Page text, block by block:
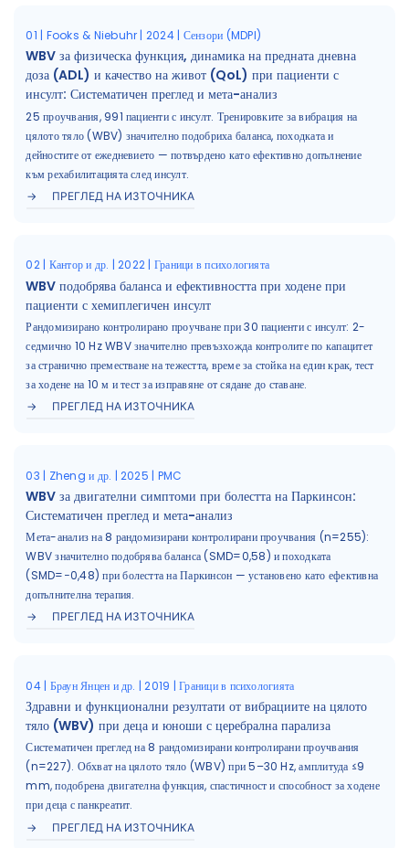
01 | Fooks & Niebuhr | 2024 | Сензори (MDPI)
WBV за физическа функция, динамика на предната дневна
доза (ADL) и качество на живот (QoL) при пациенти с
инсулт: Систематичен преглед и мета-анализ
25 проучвания, 991 пациенти с инсулт. Тренировките за вибрация на
цялото тяло (WBV) значително подобриха баланса, походката и
дейностите от ежедневието — потвърдено като ефективно допълнение
към рехабилитацията след инсулт.
ПРЕГЛЕД НА ИЗТОЧНИКА
02 | Кантор и др. | 2022 | Граници в психологията
WBV подобрява баланса и ефективността при ходене при
пациенти с хемиплегичен инсулт
Рандомизирано контролирано проучване при 30 пациенти с инсулт: 2-
седмично 10 Hz WBV значително превъзхожда контролите по капацитет
за странично преместване на тежестта, време за стойка на един крак, тест
за ходене на 10 м и тест за изправяне от сядане до ставане.
ПРЕГЛЕД НА ИЗТОЧНИКА
03 | Zheng и др. | 2025 | PMC
WBV за двигателни симптоми при болестта на Паркинсон:
Систематичен преглед и мета-анализ
Мета-анализ на 8 рандомизирани контролирани проучвания (n=255):
WBV значително подобрява баланса (SMD=0,58) и походката
(SMD=−0,48) при болестта на Паркинсон — установено като ефективна
допълнителна терапия.
ПРЕГЛЕД НА ИЗТОЧНИКА
04 | Браун Янцен и др. | 2019 | Граници в психологията
Здравни и функционални резултати от вибрациите на цялото
тяло (WBV) при деца и юноши с церебрална парализа
Систематичен преглед на 8 рандомизирани контролирани проучвания
(n=227). Обхват на цялото тяло (WBV) при 5–30 Hz, амплитуда ≤9
mm, подобрена двигателна функция, спастичност и способност за ходене
при деца с панкреатит.
ПРЕГЛЕД НА ИЗТОЧНИКА